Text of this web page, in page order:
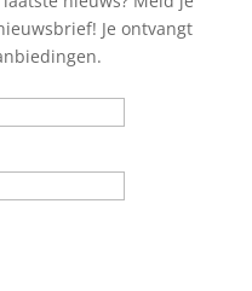
Je ontvangt